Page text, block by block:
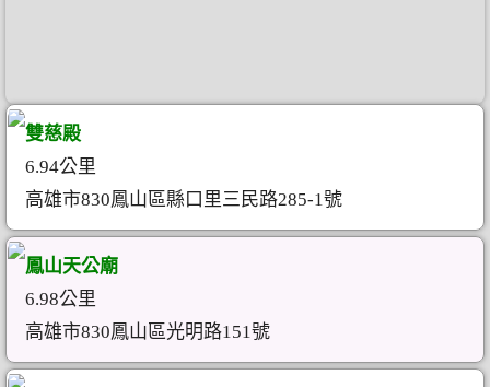
雙慈殿
6.94公里
高雄市830鳳山區縣口里三民路285-1號
鳳山天公廟
6.98公里
高雄市830鳳山區光明路151號